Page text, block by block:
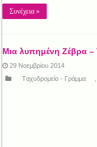
Συνέχεια »
Μια λυπημένη Ζέβρα
29 Νοεμβρίου 2014
Tαχυδρομείο - Γράμμα
,